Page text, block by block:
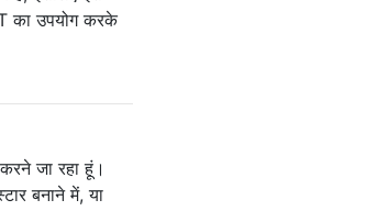
का उपयोग करके
जा रहा हूं।
बनाने में, या